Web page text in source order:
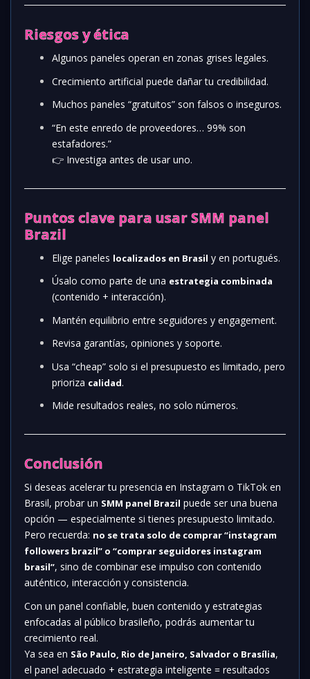
Riesgos y ética
Algunos paneles operan en zonas grises legales.
Crecimiento artificial puede dañar tu credibilidad.
Muchos paneles “gratuitos” son falsos o inseguros.
“En este enredo de proveedores… 99% son
estafadores.”
👉 Investiga antes de usar uno.
Puntos clave para usar SMM panel
Brazil
Elige paneles localizados en Brasil y en portugués.
Úsalo como parte de una estrategia combinada
(contenido + interacción).
Mantén equilibrio entre seguidores y engagement.
Revisa garantías, opiniones y soporte.
Usa “cheap” solo si el presupuesto es limitado, pero
prioriza calidad.
Mide resultados reales, no solo números.
Conclusión
Si deseas acelerar tu presencia en Instagram o TikTok en
Brasil, probar un SMM panel Brazil puede ser una buena
opción — especialmente si tienes presupuesto limitado.
Pero recuerda: no se trata solo de comprar “instagram
followers brazil” o “comprar seguidores instagram
brasil”, sino de combinar ese impulso con contenido
auténtico, interacción y consistencia.
Con un panel confiable, buen contenido y estrategias
enfocadas al público brasileño, podrás aumentar tu
crecimiento real.
Ya sea en São Paulo, Rio de Janeiro, Salvador o Brasília,
el panel adecuado + estrategia inteligente = resultados